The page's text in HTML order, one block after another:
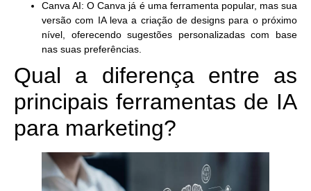
Canva AI: O Canva já é uma ferramenta popular, mas sua
versão com IA leva a criação de designs para o próximo
nível, oferecendo sugestões personalizadas com base
nas suas preferências.
Qual a diferença entre as
principais ferramentas de IA
para marketing?